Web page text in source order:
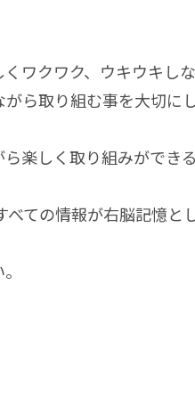
ワクワク、ウキウキし
ら取り組む事を大切にし
楽しく取り組みができ
ての情報が右脳記憶と